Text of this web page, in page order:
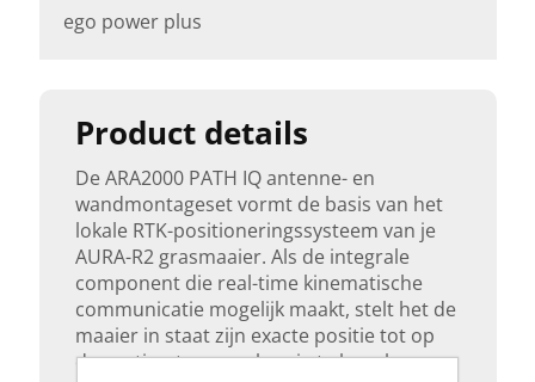
Product details
De ARA2000 PATH IQ antenne- en
wandmontageset vormt de basis van het
lokale RTK-positioneringssysteem van je
AURA-R2 grasmaaier. Als de integrale
component die real-time kinematische
communicatie mogelijk maakt, stelt het de
maaier in staat zijn exacte positie tot op
de centimeter nauwkeurig te bepalen –
ego power plus